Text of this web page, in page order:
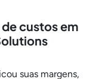
custos em
suas margens,